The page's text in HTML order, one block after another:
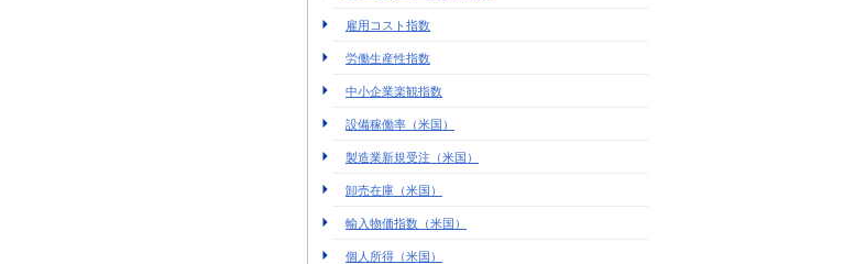
雇用コスト指数
労働生産性指数
中小企業楽観指数
設備稼働率（米国）
製造業新規受注（米国）
卸売在庫（米国）
輸入物価指数（米国）
個人所得（米国）